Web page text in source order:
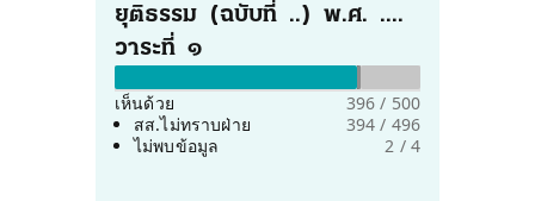
ยุติธรรม  (ฉบับที่  ..)  พ.ศ.  ....
วาระที่  ๑
เห็นด้วย
396 / 500
สส.ไม่ทราบฝ่าย
394 / 496
ไม่พบข้อมูล
2 / 4